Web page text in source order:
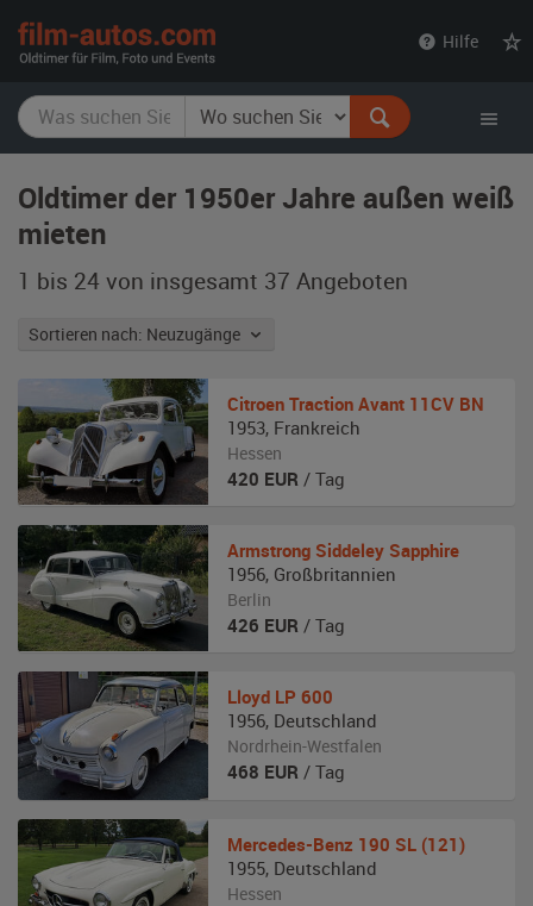
Hilfe
Oldtimer der 1950er Jahre außen weiß
mieten
1 bis 24 von insgesamt 37 Angeboten
Sortieren nach: Neuzugänge
Citroen Traction Avant 11CV BN
1953, Frankreich
Hessen
420 EUR / Tag
Armstrong Siddeley Sapphire
1956, Großbritannien
Berlin
426 EUR / Tag
Lloyd LP 600
1956, Deutschland
Nordrhein-Westfalen
468 EUR / Tag
Mercedes-Benz 190 SL (121)
1955, Deutschland
Hessen